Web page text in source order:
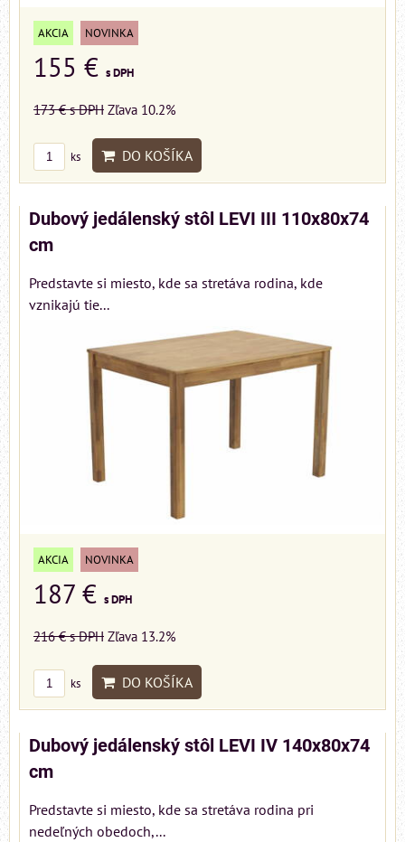
AKCIA NOVINKA
155 € s DPH
173 €s DPH Zľava 10.2%
ks DO KOŠÍKA
Dubový jedálenský stôl LEVI III 110x80x74
cm
Predstavte si miesto, kde sa stretáva rodina, kde
vznikajú tie...
AKCIA NOVINKA
187 € s DPH
216 €s DPH Zľava 13.2%
ks DO KOŠÍKA
Dubový jedálenský stôl LEVI IV 140x80x74
cm
Predstavte si miesto, kde sa stretáva rodina pri
nedeľných obedoch,...